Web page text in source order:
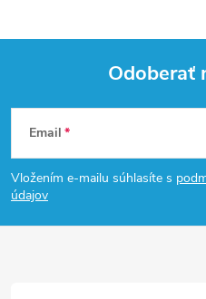
Z
á
p
Odoberať
Email
Vložením e-mailu súhlasíte s
údajov